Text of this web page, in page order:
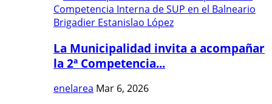
La Municipalidad invita a acompañar
la 2ª Competencia...
enelarea Mar 6, 2026